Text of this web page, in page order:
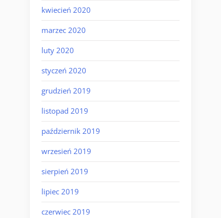
kwiecień 2020
marzec 2020
luty 2020
styczeń 2020
grudzień 2019
listopad 2019
październik 2019
wrzesień 2019
sierpień 2019
lipiec 2019
czerwiec 2019